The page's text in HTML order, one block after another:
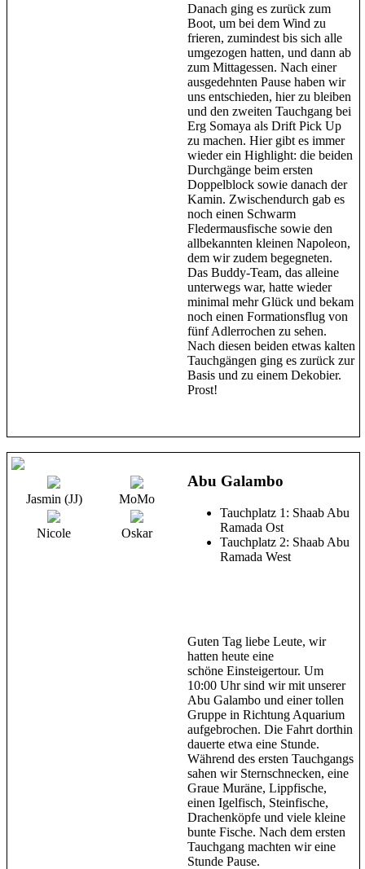
Danach ging es zurück zum
Boot, um bei dem Wind zu
frieren, zumindest bis sich alle
umgezogen hatten, und dann ab
zum Mittagessen. Nach einer
ausgedehnten Pause haben wir
uns entschieden, hier zu bleiben
und den zweiten Tauchgang bei
Erg Somaya als Drift Pick Up
zu machen. Hier gibt es immer
wieder ein Highlight: die beiden
Durchgänge beim ersten
Doppelblock sowie danach der
Kamin. Zwischendurch gab es
noch einen Schwarm
Fledermausfische sowie den
allbekannten kleinen Napoleon,
dem wir zudem begegneten.
Das Buddy-Team, das alleine
unterwegs war, hatte wieder
minimal mehr Glück und bekam
noch einen Formationsflug von
fünf Adlerrochen zu sehen.
Nach diesen beiden etwas kalten
Tauchgängen ging es zurück zur
Basis und zu einem Dekobier.
Prost!
Jasmin (JJ) MoMo
Nicole Oskar
Abu Galambo
Tauchplatz 1: Shaab Abu
Ramada Ost
Tauchplatz 2: Shaab Abu
Ramada West
Guten Tag liebe Leute, wir
hatten heute eine
schöne Einsteigertour. Um
10:00 Uhr sind wir mit unserer
Abu Galambo und einer tollen
Gruppe in Richtung Aquarium
aufgebrochen. Die Fahrt dorthin
dauerte etwa eine Stunde.
Während des ersten Tauchgangs
sahen wir Sternschnecken, eine
Graue Muräne, Lippfische,
einen Igelfisch, Steinfische,
Drachenköpfe und viele kleine
bunte Fische. Nach dem ersten
Tauchgang machten wir eine
Stunde Pause.